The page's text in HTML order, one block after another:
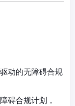
动的无障碍合规
碍合规计划，